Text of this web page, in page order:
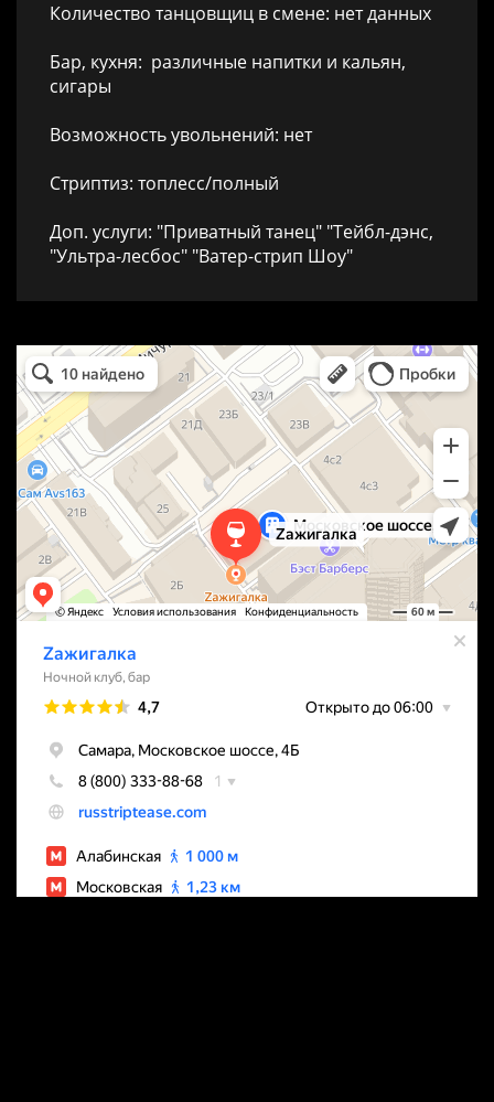
Количество танцовщиц в смене: нет данных
Бар, кухня: различные напитки и кальян,
сигары
Возможность увольнений: нет
Стриптиз: топлесс/полный
Доп. услуги: "Приватный танец" "Тейбл-дэнс,
"Ультра-лесбос" "Ватер-стрип Шоу"